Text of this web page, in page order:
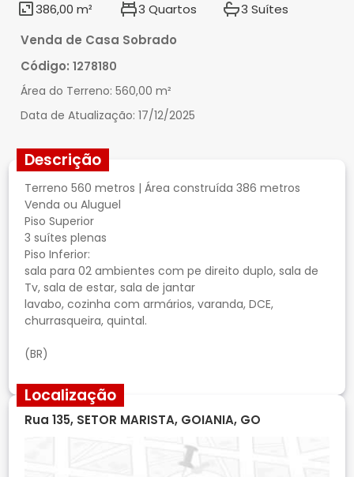
386,00 m² 3 Quartos
3 Suítes
Venda de Casa Sobrado
Código: 1278180
Área do Terreno: 560,00 m²
Data de Atualização: 17/12/2025
Descrição
Terreno 560 metros | Área construída 386 metros
Venda ou Aluguel
Piso Superior
3 suítes plenas
Piso Inferior:
sala para 02 ambientes com pe direito duplo, sala de
Tv, sala de estar, sala de jantar
lavabo, cozinha com armários, varanda, DCE,
churrasqueira, quintal.
(BR)
Localização
Rua 135, SETOR MARISTA, GOIANIA, GO